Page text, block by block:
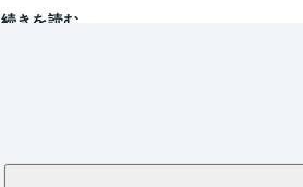
続きを読む